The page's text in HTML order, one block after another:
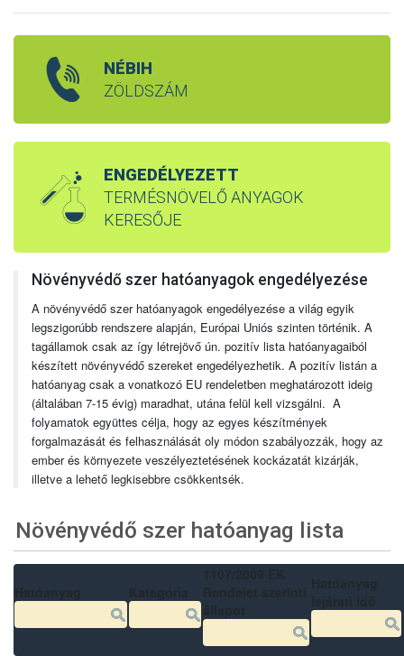
NÉBIH
ZÖLDSZÁM
ENGEDÉLYEZETT
TERMÉSNÖVELŐ ANYAGOK
KERESŐJE
Növényvédő szer hatóanyagok engedélyezése
A növényvédő szer hatóanyagok engedélyezése a világ egyik
legszigorúbb rendszere alapján, Európai Uniós szinten történik. A
tagállamok csak az így létrejövő ún. pozitív lista hatóanyagaiból
készített növényvédő szereket engedélyezhetik. A pozitív listán a
hatóanyag csak a vonatkozó EU rendeletben meghatározott ideig
(általában 7-15 évig) maradhat, utána felül kell vizsgálni. A
folyamatok együttes célja, hogy az egyes készítmények
forgalmazását és felhasználását oly módon szabályozzák, hogy az
ember és környezete veszélyeztetésének kockázatát kizárják,
illetve a lehető legkisebbre csökkentsék.
Növényvédő szer hatóanyag lista